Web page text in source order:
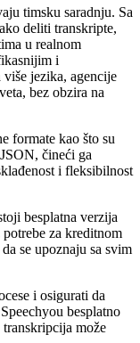
timsku saradnju. Sa
deliti transkripte,
u realnom
i
jezika, agencije
bez obzira na
formate kao što su
čineći ga
i fleksibilnost
besplatna verzija
za kreditnom
se upoznaju sa svim
i osigurati da
besplatno
može